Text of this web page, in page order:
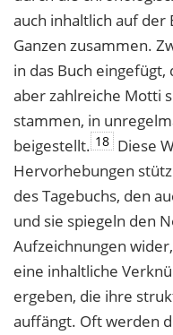
auch inhaltlich auf der
Ganzen zusammen.
in das Buch
aber zahlreiche Motti
stammen, in
beigestellt. 18 Diese
Hervorhebungen
des Tagebuchs, den
und sie spiegeln den
Aufzeichnungen
eine inhaltliche
ergeben, die ihre
auffängt. Oft werden